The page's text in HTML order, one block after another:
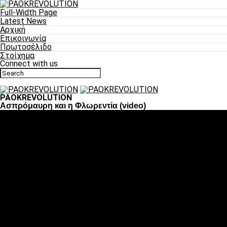
Full-Width Page
Latest News
Αρχική
Επικοινωνία
Πρωτοσέλιδο
Στοίχημα
Connect with us
PAOKREVOLUTION
Ασπρόμαυρη και η Φλωρεντία (video)